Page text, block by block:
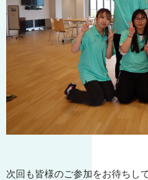
次回も皆様のご参加をお待ちし